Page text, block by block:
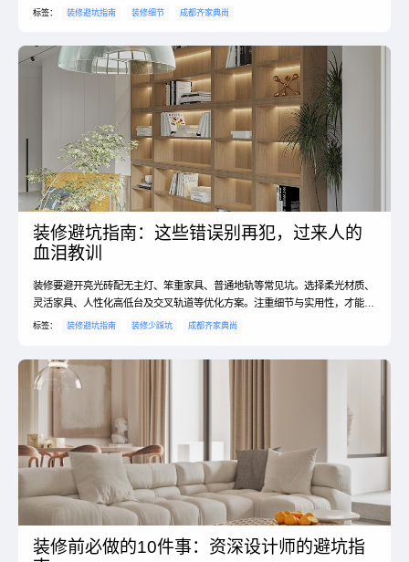
致把控每个环节，方能装出理想家。#装修避坑 #齐家典尚
标签： 装修避坑指南 装修细节 成都齐家典尚
装修避坑指南：这些错误别再犯，过来人的
血泪教训
装修要避开亮光砖配无主灯、笨重家具、普通地轨等常见坑。选择柔光材质、
灵活家具、人性化高低台及交叉轨道等优化方案。注重细节与实用性，才能打
造出既美观又舒适的理想家居环境。
标签： 装修避坑指南 装修少踩坑 成都齐家典尚
装修前必做的10件事：资深设计师的避坑指